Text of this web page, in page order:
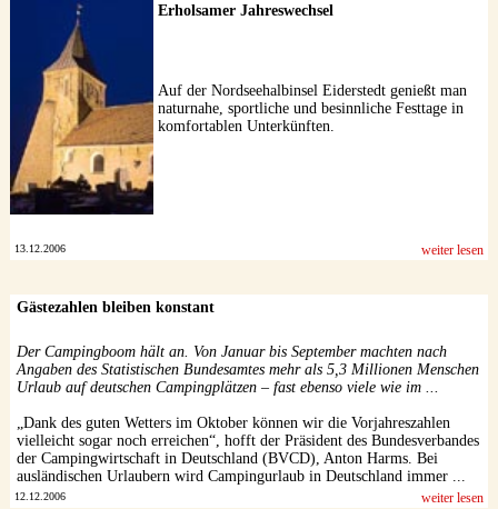
Erholsamer Jahreswechsel
Auf der Nordseehalbinsel Eiderstedt genießt man
naturnahe, sportliche und besinnliche Festtage in
komfortablen Unterkünften.
13.12.2006 weiter lesen
Gästezahlen bleiben konstant
Der Campingboom hält an. Von Januar bis September machten nach
Angaben des Statistischen Bundesamtes mehr als 5,3 Millionen Menschen
Urlaub auf deutschen Campingplätzen – fast ebenso viele wie im ...
„Dank des guten Wetters im Oktober können wir die Vorjahreszahlen
vielleicht sogar noch erreichen“, hofft der Präsident des Bundesverbandes
der Campingwirtschaft in Deutschland (BVCD), Anton Harms. Bei
ausländischen Urlaubern wird Campingurlaub in Deutschland immer ...
12.12.2006 weiter lesen